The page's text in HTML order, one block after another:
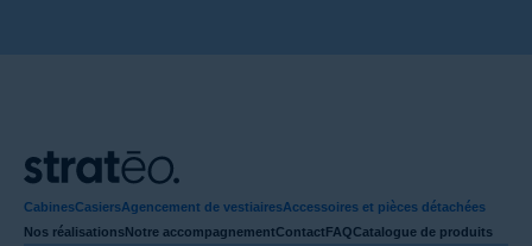
CabinesCasiersAgencement de vestiairesAccessoires et pièces détachées
Nos réalisationsNotre accompagnementContactFAQCatalogue de produits